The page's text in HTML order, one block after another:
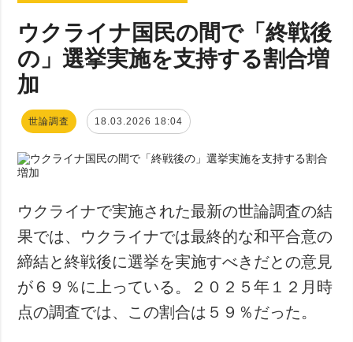
ウクライナ国民の間で「終戦後
の」選挙実施を支持する割合増
加
世論調査 18.03.2026 18:04
ウクライナで実施された最新の世論調査の結
果では、ウクライナでは最終的な和平合意の
締結と終戦後に選挙を実施すべきだとの意見
が６９％に上っている。２０２５年１２月時
点の調査では、この割合は５９％だった。